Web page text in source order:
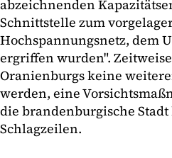
abzeichnenden
Schnittstelle zum
Hochspannungsnetz, dem
ergriffen wurden".
Oranienburgs keine
werden, eine
die brandenburgische
Schlagzeilen.